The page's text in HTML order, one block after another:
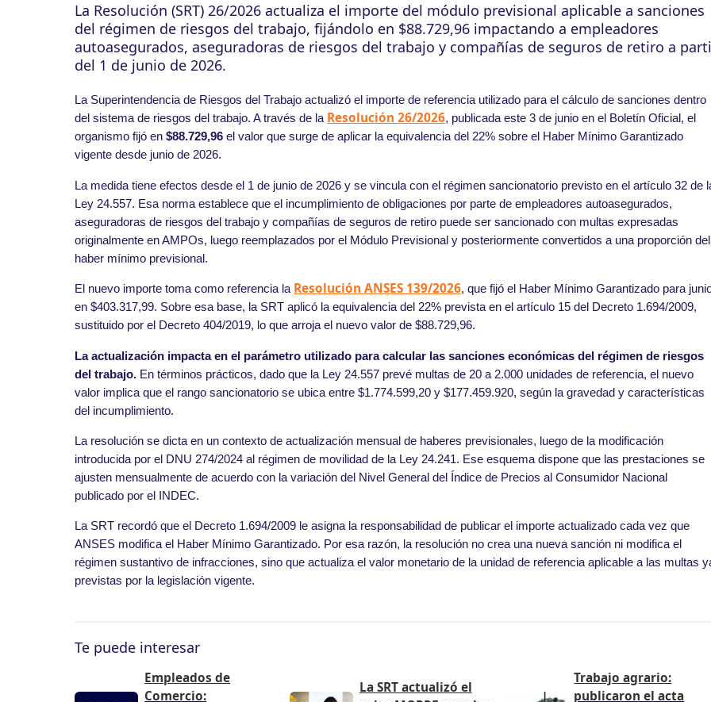
La Resolución (SRT) 26/2026 actualiza el importe del módulo previsional aplicable a sanciones
del régimen de riesgos del trabajo, fijándolo en $88.729,96 impactando a empleadores
autoasegurados, aseguradoras de riesgos del trabajo y compañías de seguros de retiro a
del 1 de junio de 2026.
La Superintendencia de Riesgos del Trabajo actualizó el importe de referencia utilizado para el cálculo de sanciones dentro
del sistema de riesgos del trabajo. A través de la Resolución 26/2026, publicada este 3 de junio en el Boletín Oficial, el
organismo fijó en $88.729,96 el valor que surge de aplicar la equivalencia del 22% sobre el Haber Mínimo Garantizado
vigente desde junio de 2026.
La medida tiene efectos desde el 1 de junio de 2026 y se vincula con el régimen sancionatorio previsto en el artículo 32 de
Ley 24.557. Esa norma establece que el incumplimiento de obligaciones por parte de empleadores autoasegurados,
aseguradoras de riesgos del trabajo y compañías de seguros de retiro puede ser sancionado con multas expresadas
originalmente en AMPOs, luego reemplazados por el Módulo Previsional y posteriormente convertidos a una proporción del
haber mínimo previsional.
El nuevo importe toma como referencia la Resolución ANSES 139/2026, que fijó el Haber Mínimo Garantizado para
en $403.317,99. Sobre esa base, la SRT aplicó la equivalencia del 22% prevista en el artículo 15 del Decreto 1.694/2009,
sustituido por el Decreto 404/2019, lo que arroja el nuevo valor de $88.729,96.
La actualización impacta en el parámetro utilizado para calcular las sanciones económicas del régimen de riesgos
del trabajo. En términos prácticos, dado que la Ley 24.557 prevé multas de 20 a 2.000 unidades de referencia, el nuevo
valor implica que el rango sancionatorio se ubica entre $1.774.599,20 y $177.459.920, según la gravedad y características
del incumplimiento.
La resolución se dicta en un contexto de actualización mensual de haberes previsionales, luego de la modificación
introducida por el DNU 274/2024 al régimen de movilidad de la Ley 24.241. Ese esquema dispone que las prestaciones se
ajusten mensualmente de acuerdo con la variación del Nivel General del Índice de Precios al Consumidor Nacional
publicado por el INDEC.
La SRT recordó que el Decreto 1.694/2009 le asigna la responsabilidad de publicar el importe actualizado cada vez que
ANSES modifica el Haber Mínimo Garantizado. Por esa razón, la resolución no crea una nueva sanción ni modifica el
régimen sustantivo de infracciones, sino que actualiza el valor monetario de la unidad de referencia aplicable a las multas
previstas por la legislación vigente.
Te puede interesar
Empleados de
Comercio:
La SRT actualizó el
Trabajo agrario:
publicaron el acta